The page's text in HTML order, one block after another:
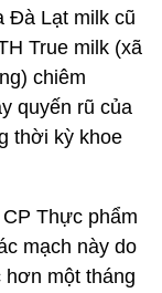
Đà Lạt milk cũ
True milk (xã
chiêm
quyến rũ của
thời kỳ khoe
Thực phẩm
mạch này do
một tháng